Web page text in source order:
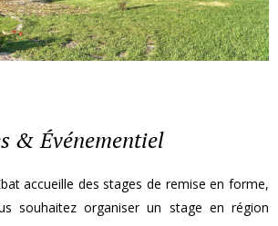
& Événementiel
accueille des stages de remise en forme,
souhaitez organiser un stage en région